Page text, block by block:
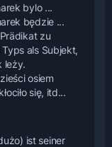
bylo ...
będzie ...
zu
als Subjekt,
leży.
osiem
się, itd...
ist seiner